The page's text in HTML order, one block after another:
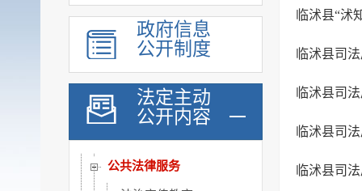
政府信息
公开制度
法定主动
公开内容
公共服务
重点领域
公共资源配置
社会公益事业建设领域
重大建设项目
优化服务
公共法律服务
临沭县“沭
临沭县司
临沭县司
临沭县司
临沭县司